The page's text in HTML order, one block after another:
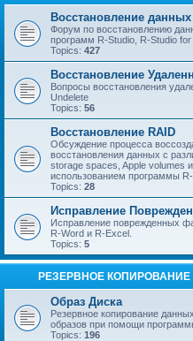
Восстановление данных
Форум по восстановлению
программ R-Studio, R-Studio
Topics: 427
Восстановление
Вопросы восстановления
Undelete
Topics: 56
Восстановление RAID
Обсуждение процесса
восстановления данных с
storage spaces, Apple volumes
использованием программы R-
Topics: 28
Исправление
Исправление поврежденных
R-Word и R-Excel.
Topics: 5
РЕЗЕРВНОЕ
Образ Диска
Резервное копирование
образов при помощи
Topics: 196